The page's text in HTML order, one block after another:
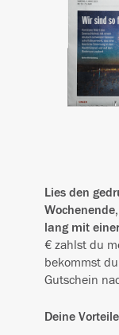
Lies den
lang mit
€ zahlst du
bekommst
Gutschein
Deine